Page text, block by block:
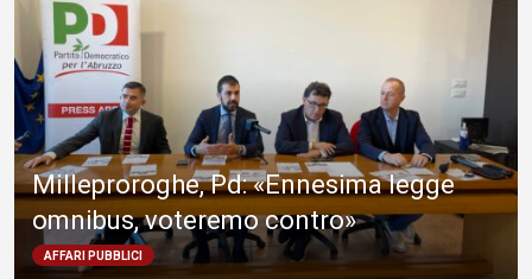
Milleproroghe, Pd: «Ennesima legge
omnibus, voteremo contro»
AFFARI PUBBLICI